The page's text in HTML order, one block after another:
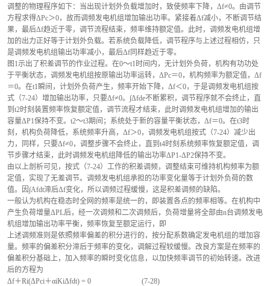
调整的物理程序如下：当出现计划外负载增加时，致使频率下降，Δf≠0。由调节
方程求得ΔPc＞0，故而调频发电机组增加输出功率。紧接着Δf减小，不断调节结
果，最后Δf趋近于零，调节流程结束，频率维持额定值。此时，调频发电机组增
加的出力正好等于计划外负载。若系统负载降低，调节程序与上述过程相仿，只
是调频发电机组输出功率减小，最后Δf同样趋近于零。
图1示出了积差调节的作业过程。在0～t1时间内，无计划外负荷，机构有功功处
于平衡状态，调频发电机组按原输出功率运转，ΔPc＝0，机构频率为额定值，Δf
＝0。在t1瞬间，计划外负荷产生，频率开始下降，Δf＜0，于是调频发电机组按
式（7-24）增加输出功率，只要Δf≠0。∫Δfde不断累积，调节程序就不会终止，直
到t2时刻装置频率恢复额定值，调节流程才结束，此时调频发电机组增加的输出
容量ΔP1保持不变。t2～t3期间；系统处于新的容量平衡状态，Δf＝0。在t3时
刻，机构负荷降低，系统频率升高，Δf＞0，调频发电机组按式（7-24）减少出
力，同样，只要Δf≠0，调整步骤不会终止，直到t4时刻系统频率恢复额定值，调
节步骤才结束，此时调频发电机组降低的输出功率ΔP1-ΔP2保持不变。
由以上剖析可见，按式（7-24）工作的积差调频，调整结束可维持机构频率为额
定值，实现了无差调节。调频发电机组承担的功率变化量等于计划外负荷的数
值。因∫Afdt滞后Δf变化，所以调频过程缓慢，这是积差调频的缺陷。
一般认为机构在稳态时全网的频率是统一的，即装置各点的频率相等。在机构中
产生负荷增量ΔPL后，经一次调频和二次调频后，负荷增量将全部由n台调频发电
机组增加输出功率平衡，频率恢复至额定运行，即
上述调频准则是依照频率偏差的积分进行的，按分配系数确定发电机组的增加容
量。频率的偏差积分滞后于频率的变化，调解过程较缓慢。改良方案是在频率的
偏差积分基础上，加入频率的瞬时变化信息，以加快频率调节的初始转速。改进
后的方程为
Δf＋Ri(ΔPci＋αiKiΔfdt) = 0                            (7-28)